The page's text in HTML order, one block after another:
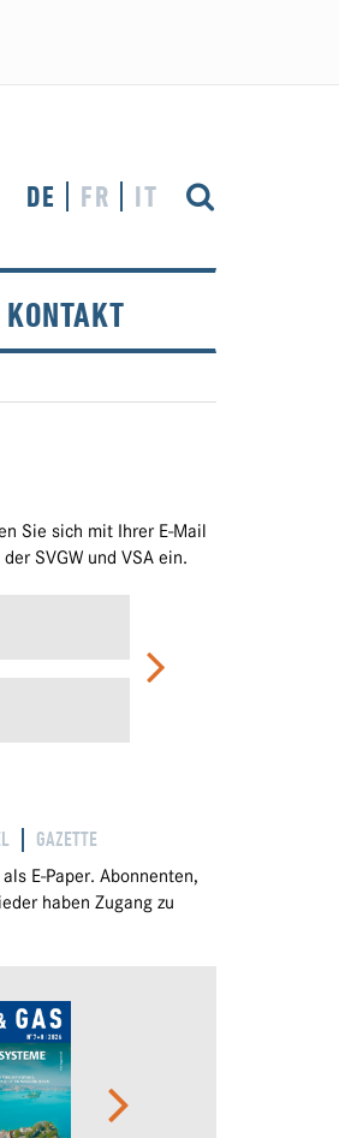
DE FR IT
KONTAKT
Sie sich mit Ihrer E-Mail
SVGW und VSA ein.
GAZETTE
E-Paper. Abonnenten,
haben Zugang zu